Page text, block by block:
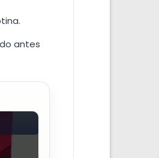
antes